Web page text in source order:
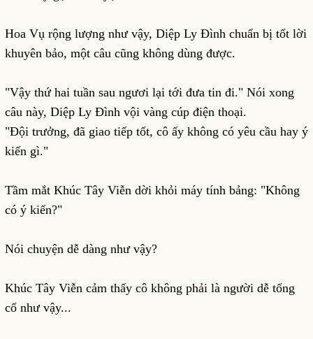
Hoa Vụ rộng lượng như vậy, Diệp Ly Đình chuẩn bị tốt lời
khuyên bảo, một câu cũng không dùng được.
"Vậy thứ hai tuần sau ngươi lại tới đưa tin đi." Nói xong
câu này, Diệp Ly Đình vội vàng cúp điện thoại.
"Đội trưởng, đã giao tiếp tốt, cô ấy không có yêu cầu hay ý
kiến gì."
Tầm mắt Khúc Tây Viễn dời khỏi máy tính bảng: "Không
có ý kiến?"
Nói chuyện dễ dàng như vậy?
Khúc Tây Viễn cảm thấy cô không phải là người dễ tống
cổ như vậy...